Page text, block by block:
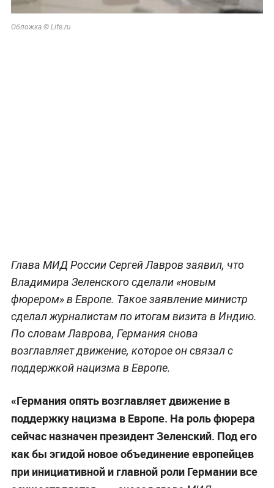
Обложка © Life.ru
Глава МИД России Сергей Лавров заявил, что
Владимира Зеленского сделали «новым
фюрером» в Европе. Такое заявление министр
сделал журналистам по итогам визита в Индию.
По словам Лаврова, Германия снова
возглавляет движение, которое он связал с
поддержкой нацизма в Европе.
«Германия опять возглавляет движение в
поддержку нацизма в Европе. На роль фюрера
сейчас назначен президент Зеленский. Под его
как бы эгидой новое объединение европейцев
при инициативной и главной роли Германии все